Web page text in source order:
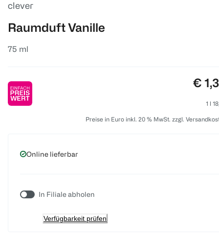
clever
Raumduft Vanille
75 ml
€
1 l
Preise in Euro inkl. 20 % MwSt. zzgl.
Online lieferbar
In Filiale abholen
Verfügbarkeit prüfen